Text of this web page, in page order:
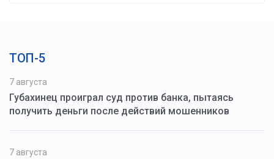
ТОП-5
7 августа
Губахинец проиграл суд против банка, пытаясь
получить деньги после действий мошенников
7 августа